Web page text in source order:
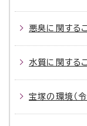
悪臭に関する
水質に関する
宝塚の環境（